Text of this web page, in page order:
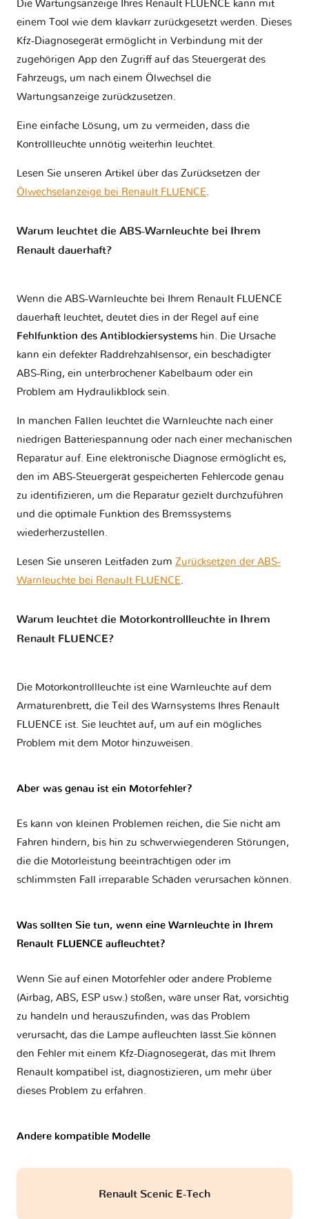
Die Wartungsanzeige Ihres Renault FLUENCE kann mit
einem Tool wie dem klavkarr zurückgesetzt werden. Dieses
Kfz-Diagnosegerät ermöglicht in Verbindung mit der
zugehörigen App den Zugriff auf das Steuergerät des
Fahrzeugs, um nach einem Ölwechsel die
Wartungsanzeige zurückzusetzen.
Eine einfache Lösung, um zu vermeiden, dass die
Kontrollleuchte unnötig weiterhin leuchtet.
Lesen Sie unseren Artikel über das Zurücksetzen der
Ölwechselanzeige bei Renault FLUENCE
Warum leuchtet die ABS-Warnleuchte bei Ihrem
Renault dauerhaft?
Wenn die ABS-Warnleuchte bei Ihrem Renault FLUENCE
dauerhaft leuchtet, deutet dies in der Regel auf eine
Fehlfunktion des Antiblockiersystems hin. Die Ursache
kann ein defekter Raddrehzahlsensor, ein beschädigter
ABS-Ring, ein unterbrochener Kabelbaum oder ein
Problem am Hydraulikblock sein.
In manchen Fällen leuchtet die Warnleuchte nach einer
niedrigen Batteriespannung oder nach einer mechanischen
Reparatur auf. Eine elektronische Diagnose ermöglicht es,
den im ABS-Steuergerät gespeicherten Fehlercode genau
zu identifizieren, um die Reparatur gezielt durchzuführen
und die optimale Funktion des Bremssystems
wiederherzustellen.
Lesen Sie unseren Leitfaden zum Zurücksetzen der ABS-
Warnleuchte bei Renault FLUENCE.
Warum leuchtet die Motorkontrollleuchte in Ihrem
Renault FLUENCE?
Die Motorkontrollleuchte ist eine Warnleuchte auf dem
Armaturenbrett, die Teil des Warnsystems Ihres Renault
FLUENCE ist. Sie leuchtet auf, um auf ein mögliches
Problem mit dem Motor hinzuweisen.
Aber was genau ist ein Motorfehler?
Es kann von kleinen Problemen reichen, die Sie nicht am
Fahren hindern, bis hin zu schwerwiegenderen Störungen,
die die Motorleistung beeinträchtigen oder im
schlimmsten Fall irreparable Schäden verursachen können.
Was sollten Sie tun, wenn eine Warnleuchte in Ihrem
Renault FLUENCE aufleuchtet?
Wenn Sie auf einen Motorfehler oder andere Probleme
(Airbag, ABS, ESP usw.) stoßen, wäre unser Rat, vorsichtig
zu handeln und herauszufinden, was das Problem
verursacht, das die Lampe aufleuchten lässt.Sie können
den Fehler mit einem Kfz-Diagnosegerät, das mit Ihrem
Renault kompatibel ist, diagnostizieren, um mehr über
dieses Problem zu erfahren.
Andere kompatible Modelle
Renault Scenic E-Tech